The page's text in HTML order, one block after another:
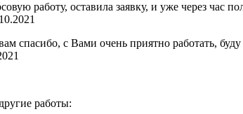
работу, оставила заявку, и уже через час
спасибо, с Вами очень приятно работать,
работы: